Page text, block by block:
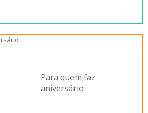
Para quem faz
aniversário